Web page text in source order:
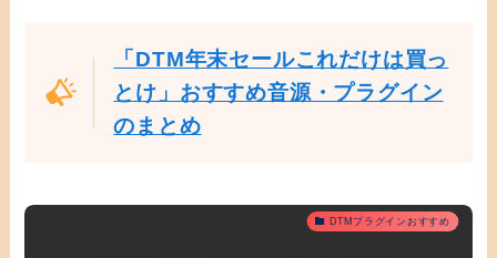
「DTM年末セールこれだけは買っ
とけ」おすすめ音源・プラグイン
のまとめ
DTMプラグインおすすめ